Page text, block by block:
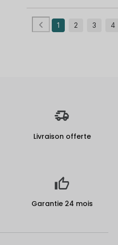
1 2 3 4
Livraison offerte
Garantie 24 mois